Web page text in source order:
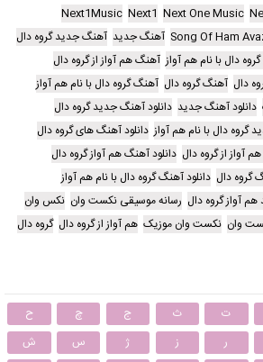
Next One Music
Next1
Next1Music
Song Of Ham آهنگ جدید آهنگ جدید گروه دال
دال با نام هم آواز آهنگ هم آواز از گروه دال
دال آهنگ گروه دال آهنگ گروه دال با نام هم آواز
دانلود آهنگ جدید دانلود آهنگ جدید گروه دال
گروه دال با نام هم آواز دانلود آهنگ های گروه دال
آواز از گروه دال دانلود آهنگ هم آواز گروه دال
گروه دال دانلود آهنگ گروه دال با نام هم آواز
آواز گروه دال رسانه موسیقی نکست وان نکس وان
وان نکست وان موزیک هم آواز از گروه دال گروه دال
ت ث ج چ
ح
ر ز ژ س
ش